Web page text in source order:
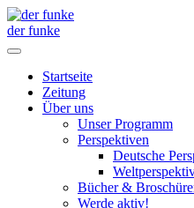
der funke
Startseite
Zeitung
Über uns
Unser Programm
Perspektiven
Deutsche
Bücher &
Werde aktiv!